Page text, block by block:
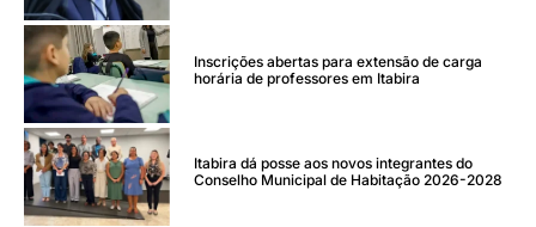
Inscrições abertas para extensão de carga
horária de professores em Itabira
Itabira dá posse aos novos integrantes do
Conselho Municipal de Habitação 2026-2028